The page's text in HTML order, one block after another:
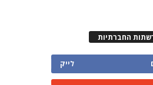
החברתיות
לייק